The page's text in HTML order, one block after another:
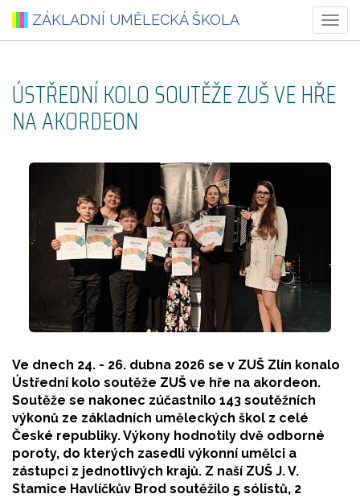
ZÁKLADNÍ UMĚLECKÁ ŠKOLA
ÚSTŘEDNÍ KOLO SOUTĚŽE ZUŠ VE HŘE
NA AKORDEON
Ve dnech 24. - 26. dubna 2026 se v ZUŠ Zlín konalo
Ústřední kolo soutěže ZUŠ ve hře na akordeon.
Soutěže se nakonec zúčastnilo 143 soutěžních
výkonů ze základních uměleckých škol z celé
České republiky. Výkony hodnotily dvě odborné
poroty, do kterých zasedli výkonní umělci a
zástupci z jednotlivých krajů. Z naší ZUŠ J. V.
Stamice Havlíčkův Brod soutěžilo 5 sólistů, 2